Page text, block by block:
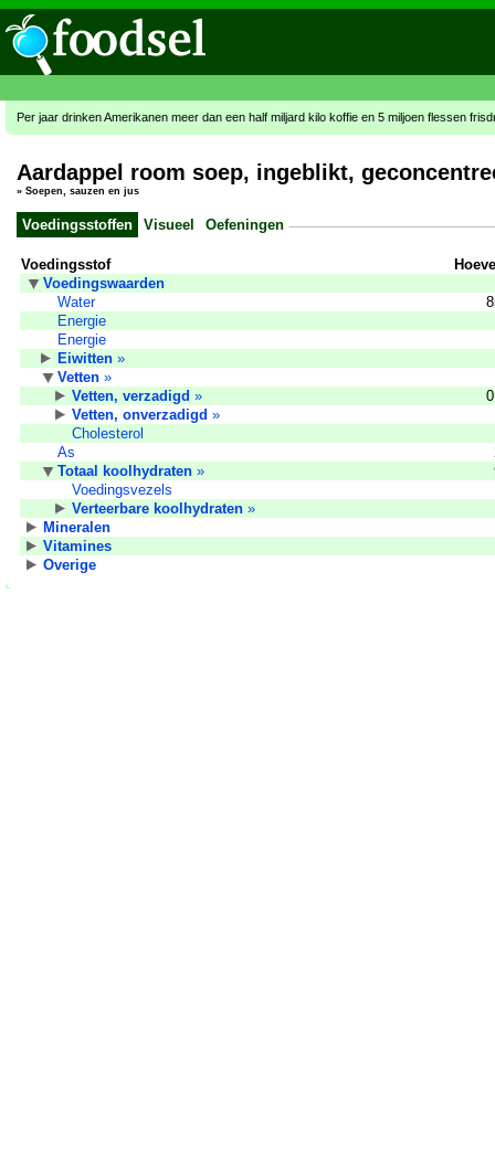
Per jaar drinken Amerikanen meer dan een half miljard kilo koffie en 5 miljoen flessen
Aardappel room soep, ingeblikt,
» Soepen, sauzen en jus
Voedingsstoffen Visueel Oefeningen
Voedingsstof
Voedingswaarden
Water
Energie
Energie
Eiwitten »
Vetten »
Vetten, verzadigd »
Vetten, onverzadigd »
Cholesterol
As
Totaal koolhydraten »
Voedingsvezels
Verteerbare koolhydraten »
Mineralen
Vitamines
Overige